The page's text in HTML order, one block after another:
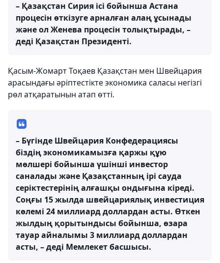
– Қазақстан Сирия ісі бойынша Астана
процесін өткізуге арналған алаң ұсынады
және ол Женева процесін толықтырады, –
деді Қазақстан Президенті.
Қасым-Жомарт Тоқаев Қазақстан мен Швейцария
арасындағы әріптестікте экономика саласы негізгі
рөл атқаратынын атап өтті.
– Бүгінде Швейцария Конфедерациясы
біздің экономикамызға қаржы құю
мөлшері бойынша үшінші инвестор
саналады және Қазақстанның ірі сауда
серіктестерінің алғашқы ондығына кіреді.
Соңғы 15 жылда швейцариялық инвестиция
көлемі 24 миллиард доллардан асты. Өткен
жылдың қорытындысы бойынша, өзара
тауар айналымы 3 миллиард доллардан
асты, – деді Мемлекет басшысы.